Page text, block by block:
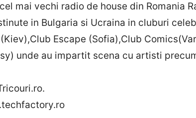
mai vechi radio de house din Romania
in Bulgaria si Ucraina in cluburi
Escape (Sofia),Club
unde au impartit scena cu artisti